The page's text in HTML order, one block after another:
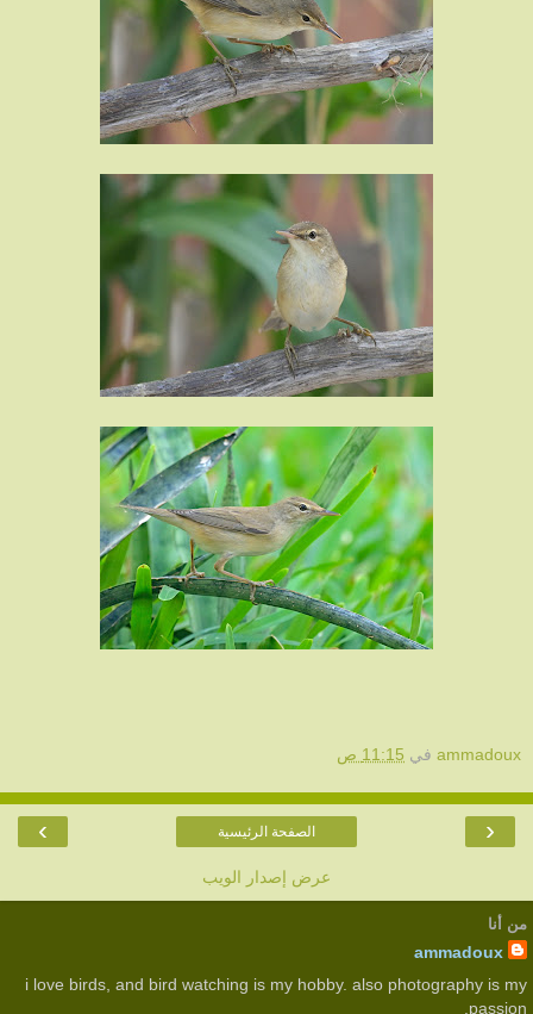
ammadoux في 11:15 ص
‹
› الصفحة الرئيسية
عرض إصدار الويب
من أنا
ammadoux
i love birds, and bird watching is my hobby. also photography is my
passion.